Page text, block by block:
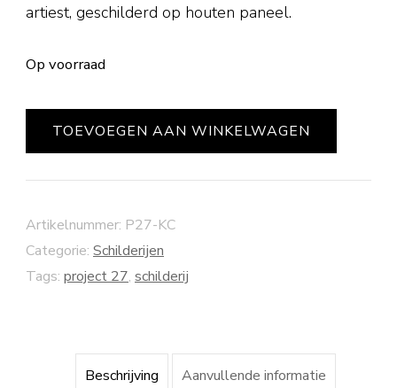
artiest, geschilderd op houten paneel.
Op voorraad
KURT
COBAIN
TOEVOEGEN AAN WINKELWAGEN
Artikelnummer: P27-KC
Categorie: Schilderijen
Tags: project 27, schilderij
Beschrijving Aanvullende informatie